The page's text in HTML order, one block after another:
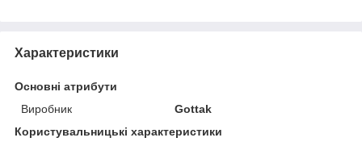
Характеристики
Основні атрибути
Виробник
Gottak
Користувальницькі характеристики